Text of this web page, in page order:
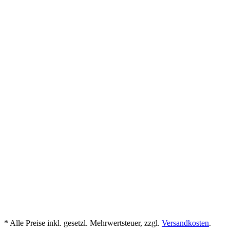
* Alle Preise inkl. gesetzl. Mehrwertsteuer, zzgl. Versandkosten.